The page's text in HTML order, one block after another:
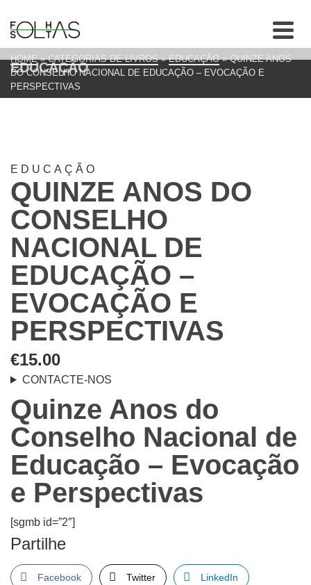
EDUCAÇÃO
HOME » CATEGORIAS DE LIVROS » EDUCAÇÃO » QUINZE ANOS
DO CONSELHO NACIONAL DE EDUCAÇÃO – EVOCAÇÃO E
PERSPECTIVAS
EDUCAÇÃO
QUINZE ANOS DO
CONSELHO
NACIONAL DE
EDUCAÇÃO –
EVOCAÇÃO E
PERSPECTIVAS
€15.00
CONTACTE-NOS
Quinze Anos do
Conselho Nacional de
Educação – Evocação
e Perspectivas
[sgmb id=”2″]
Partilhe
Facebook Twitter LinkedIn